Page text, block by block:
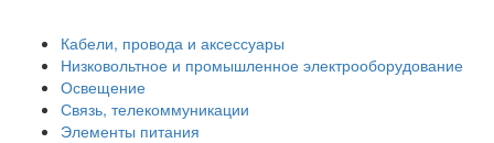
Кабели, провода и аксессуары
Низковольтное и промышленное электрооборудование
Освещение
Связь, телекоммуникации
Элементы питания